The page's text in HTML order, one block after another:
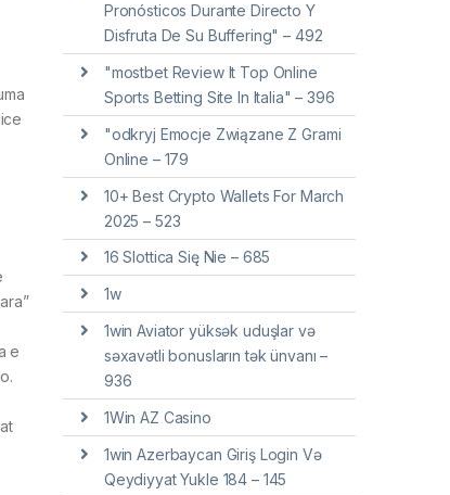
e
Pronósticos Durante Directo Y
Disfruta De Su Buffering" – 492
"mostbet Review It Top Online
Sports Betting Site In Italia" – 396
"odkryj Emocje Związane Z Grami
Online – 179
10+ Best Crypto Wallets For March
2025 – 523
16 Slottica Się Nie – 685
1w
1win Aviator yüksək uduşlar və
səxavətli bonusların tək ünvanı –
936
1Win AZ Casino
1win Azerbaycan Giriş Login Və
Qeydiyyat Yukle 184 – 145